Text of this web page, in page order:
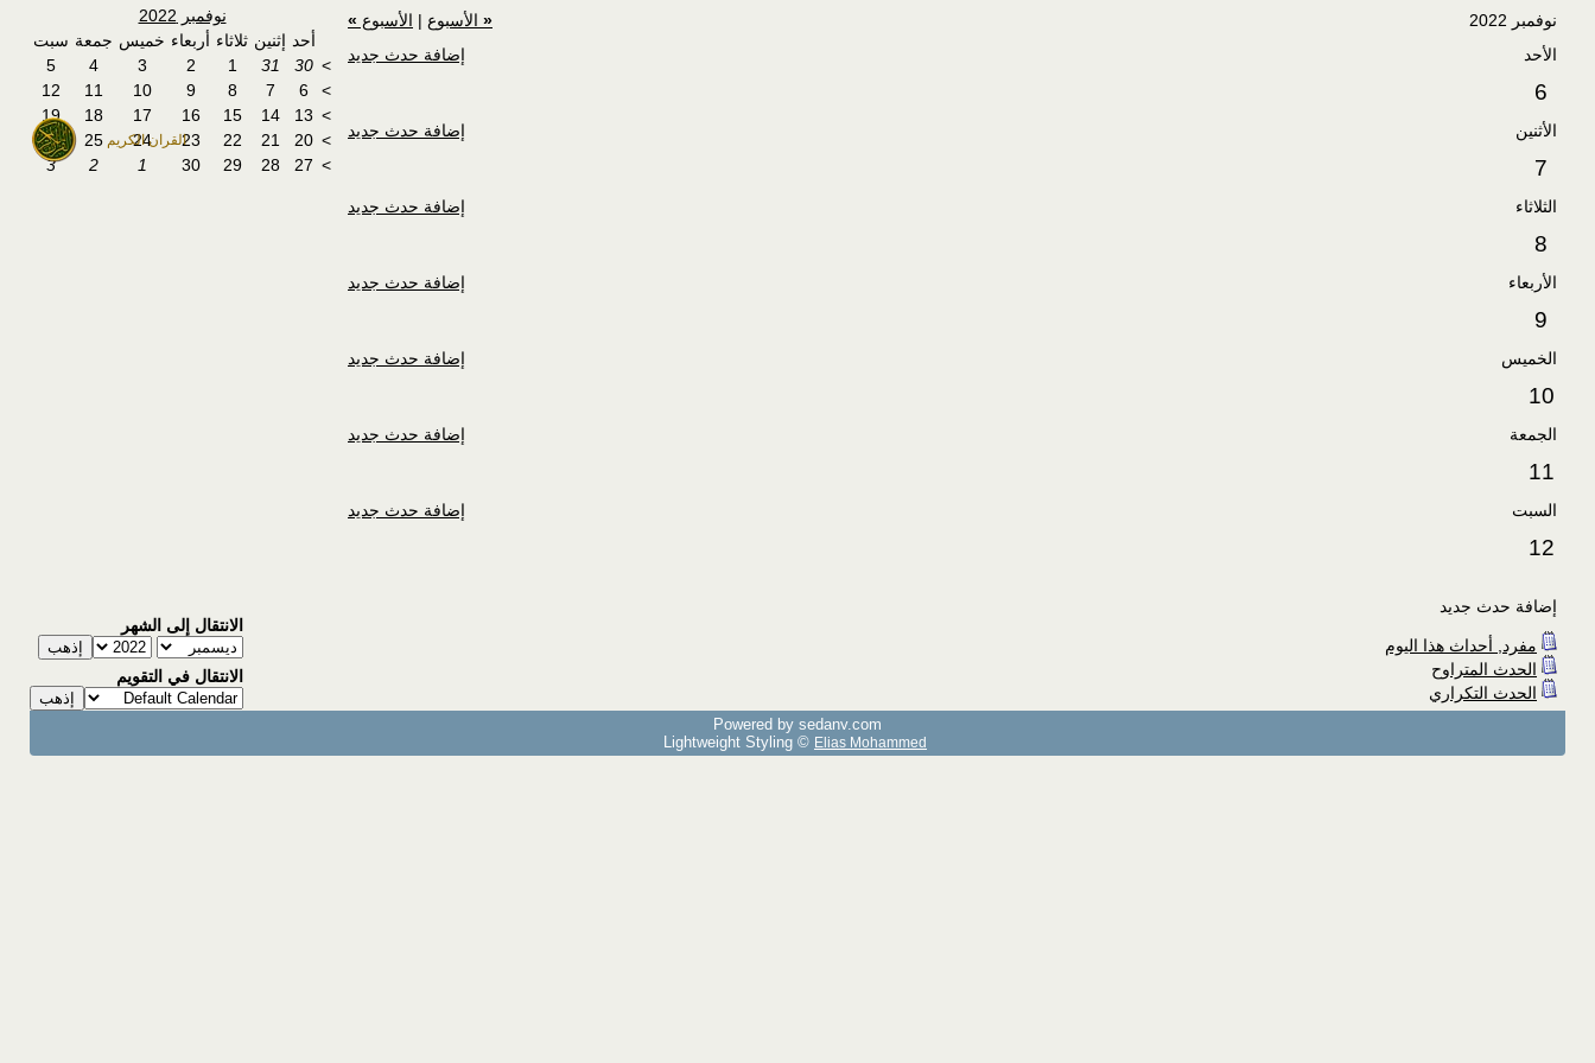
القران الكريم
« الأسبوع | الأسبوع »
نوفمبر 2022
إضافة حدث جديد
الأحد
6
إضافة حدث جديد الأثنين
7
إضافة حدث جديد الثلاثاء
8
إضافة حدث جديد الأربعاء
9
إضافة حدث جديد الخميس
10
إضافة حدث جديد الجمعة
11
إضافة حدث جديد السبت
12
نوفمبر 2022
أحد إثنين ثلاثاء أربعاء خميس جمعة سبت
>
30
31
1
2
3
4
5
>
6
7
8
9
10
11
12
>
13
14
15
16
17
18
19
>
20
21
22
23
24
25
26
>
27
28
29
30
1
2
3
إضافة حدث جديد
مفرد, أحداث هذا اليوم
الحدث المتراوح
الحدث التكراري
الانتقال إلى الشهر
الانتقال في التقويم
Powered by sedany.com
Lightweight Styling © Elias Mohammed